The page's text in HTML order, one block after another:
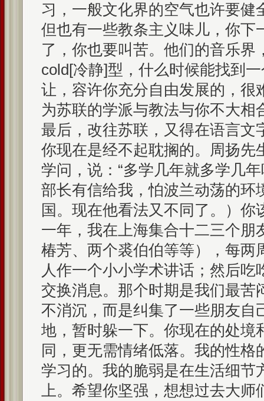
习，一般文化界的空气也许要健
但也有一些教条主义味儿，你下
了，你也要叫苦。他们的音乐界
cold[冷静]型，什么时候能找到
让，容许你充分自由发展的，很
为苏联的学派与教法与你不大相
最后，改往苏联，又得在语言文
你现在是经不起耽搁的。周扬先
学问，说：“多学几年就多学几
部长有信给我，怕波兰动荡的环
国。现在他看法又不同了。）你
一年，我在上海集合十二三个朋
椿芳、两个裘伯伯等等），每两
人作一个小小学术讲话；然后吃
交换消息。那个时期是我们最苦
不消沉，而是纠集了一些朋友自
地，暂时躲一下。你现在的处境
同，更无需情绪低落。我的性格
学习的。我的脆弱是在生活细节
上。希望你坚强，想想过去大师